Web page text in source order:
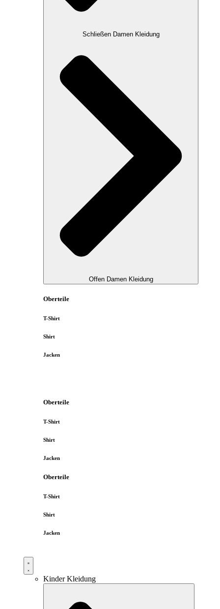
Schließen Damen Kleidung
Offen Damen Kleidung
Oberteile
T-Shirt
Shirt
Jacken
Oberteile
T-Shirt
Shirt
Jacken
Oberteile
T-Shirt
Shirt
Jacken
Kinder Kleidung